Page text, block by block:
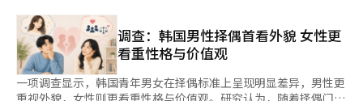
高等级高温预警。这是该制度实施以来，首尔首次进入“严重高温
警报”状态。 行政安全部当天也通过手机短信发布提醒，呼吁民
众尽量避免外出及户外活动，及时补充水分，关注老人及儿
调查：韩国男性择偶首看外貌 女性更
看重性格与价值观
一项调查显示，韩国青年男女在择偶标准上呈现明显差异，男性更
重视外貌，女性则更看重性格与价值观。研究认为，随着择偶门槛